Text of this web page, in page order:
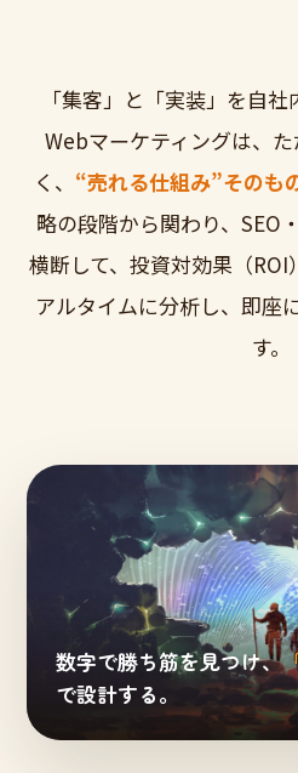
「集客」と「実装」を自
Webマーケティングは、
く、 “売れる仕組み”そのも
略の段階から関わり、SEO
横断して、投資対効果（ROI
アルタイムに分析し、即座
す。
数字で勝ち筋を見つけ、
で設計する。